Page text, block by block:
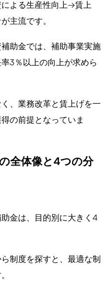
よる生産性向上→賃上
主流です。
助金では、補助事業実施
3％以上の向上が求めら
、業務改革と賃上げを一
の前提となっていま
全体像と4つの分
金は、目的別に大きく4
制度を探すと、最適な制